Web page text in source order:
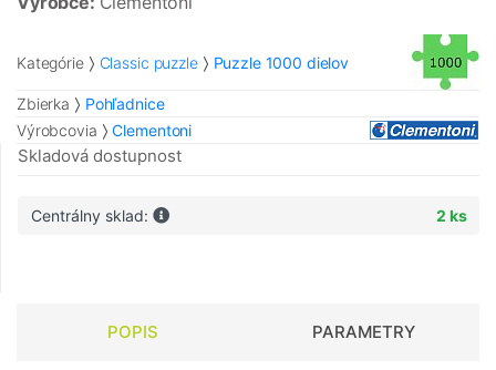
Kategórie Classic puzzle Puzzle 1000 dielov
Zbierka
Pohľadnice
Výrobcovia
Clementoni
Skladová dostupnost
Centrálny sklad: 2 ks
POPIS PARAMETRY